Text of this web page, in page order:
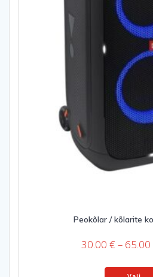
Peokõlar / kõlarite
30.00 € – 65.00